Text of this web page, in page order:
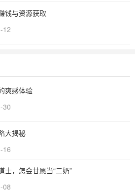
钱与资源获取
12
爽感体验
30
大揭秘
16
士，怎会甘愿当“二奶”
08